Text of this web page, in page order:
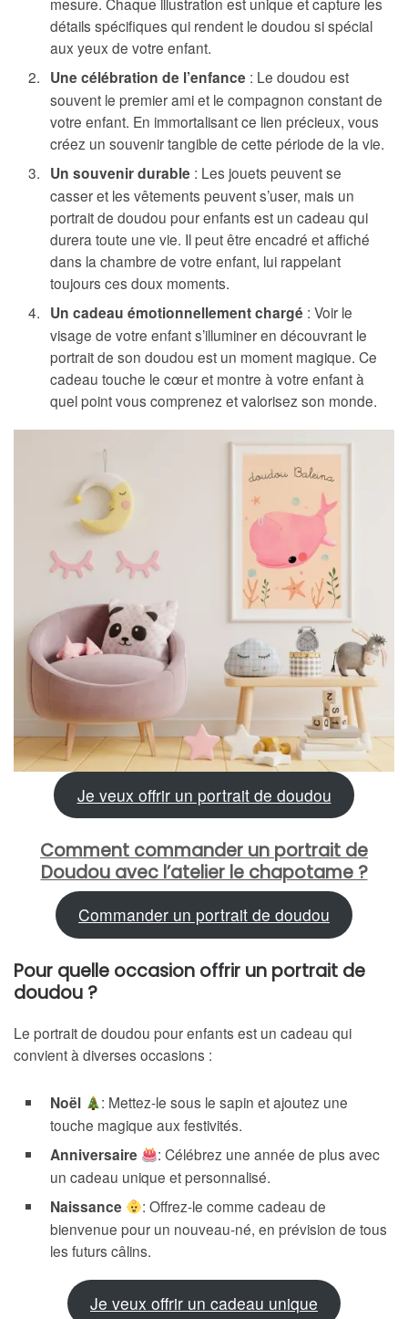
détails spécifiques qui rendent le doudou si spécial
aux yeux de votre enfant.
Une célébration de l’enfance : Le doudou est
souvent le premier ami et le compagnon constant de
votre enfant. En immortalisant ce lien précieux, vous
créez un souvenir tangible de cette période de la vie.
Un souvenir durable : Les jouets peuvent se
casser et les vêtements peuvent s’user, mais un
portrait de doudou pour enfants est un cadeau qui
durera toute une vie. Il peut être encadré et affiché
dans la chambre de votre enfant, lui rappelant
toujours ces doux moments.
Un cadeau émotionnellement chargé : Voir le
visage de votre enfant s’illuminer en découvrant le
portrait de son doudou est un moment magique. Ce
cadeau touche le cœur et montre à votre enfant à
quel point vous comprenez et valorisez son monde.
Je veux offrir un portrait de doudou
Comment commander un portrait de
Doudou avec l’atelier le chapotame ?
Commander un portrait de doudou
Pour quelle occasion offrir un portrait de
doudou ?
Le portrait de doudou pour enfants est un cadeau qui
convient à diverses occasions :
Noël
: Mettez-le sous le sapin et ajoutez une
touche magique aux festivités.
Anniversaire
: Célébrez une année de plus avec
un cadeau unique et personnalisé.
Naissance
: Offrez-le comme cadeau de
bienvenue pour un nouveau-né, en prévision de tous
les futurs câlins.
Je veux offrir un cadeau unique